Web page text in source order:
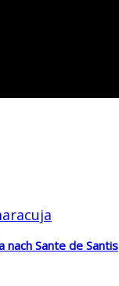
nach Sante de Santis